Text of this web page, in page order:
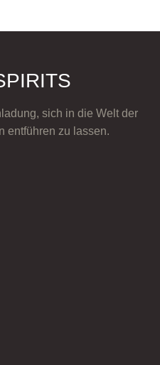
sich in die Welt der
entführen zu lassen.